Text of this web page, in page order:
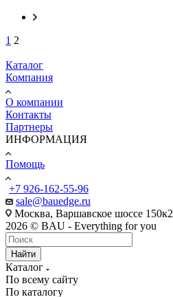
1 2
Каталог
Компания
О компании
Контакты
Партнеры
ИНФОРМАЦИЯ
Помощь
+7 926-162-55-96
sale@bauedge.ru
Москва, Варшавское шоссе 150к2
2026 © BAU - Everything for you
Найти
Каталог
По всему сайту
По каталогу